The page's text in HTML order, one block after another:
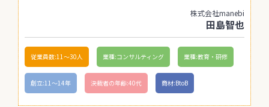
株式会社manebi
田島智也
従業員数:11〜30人 業種:コンサルティング 業種:教育・研修
創立:11〜14年 決裁者の年齢:40代 商材:BtoB